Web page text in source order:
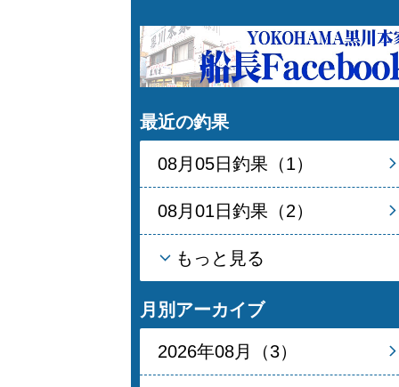
最近の釣果
08月05日釣果（1）
08月01日釣果（2）
もっと見る
月別アーカイブ
2026年08月（3）